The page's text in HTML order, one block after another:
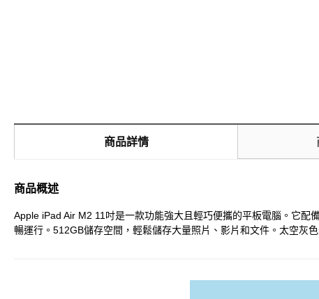
商品詳情
商品概述
Apple iPad Air M2 11吋是一款功能強大且輕巧便攜的平板電腦。它
暢運行。512GB儲存空間，輕鬆儲存大量照片、影片和文件。太空灰